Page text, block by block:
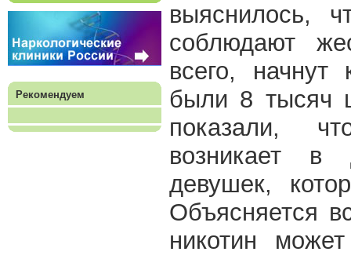
Рекомендуем
выяснилось,
соблюдают
всего, начнут
были 8 тысяч
показали,
возникает
девушек,
Объясняется
никотин